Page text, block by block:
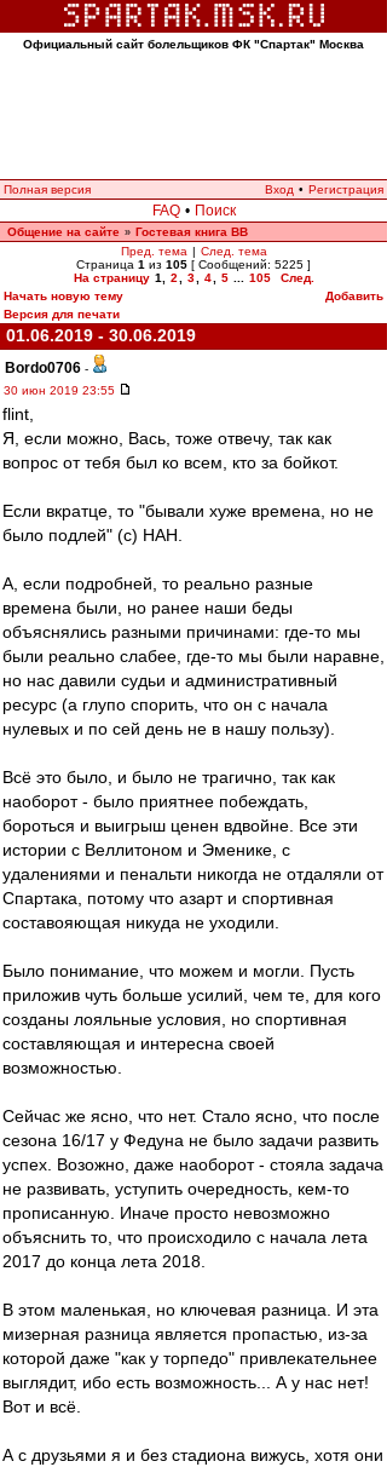
Официальный сайт болельщиков ФК "Спартак" Москва
Полная версия Вход • Регистрация
FAQ • Поиск
Общение на сайте » Гостевая книга ВВ
Пред. тема | След. тема
Страница 1 из 105 [ Сообщений: 5225 ]
На страницу 1 2 3 4 5 105
След.
Начать новую тему
Добавить
Версия для печати
01.06.2019 - 30.06.2019
Bordo0706 -
30 июн 2019 23:55
flint,
Я, если можно, Вась, тоже отвечу, так как
вопрос от тебя был ко всем, кто за бойкот.
Если вкратце, то "бывали хуже времена, но не
было подлей" (с) НАН.
А, если подробней, то реально разные
времена были, но ранее наши беды
объяснялись разными причинами: где-то мы
были реально слабее, где-то мы были наравне,
но нас давили судьи и административный
ресурс (а глупо спорить, что он с начала
нулевых и по сей день не в нашу пользу).
Всё это было, и было не трагично, так как
наоборот - было приятнее побеждать,
бороться и выигрыш ценен вдвойне. Все эти
истории с Веллитоном и Эменике, с
удалениями и пенальти никогда не отдаляли от
Спартака, потому что азарт и спортивная
составояющая никуда не уходили.
Было понимание, что можем и могли. Пусть
приложив чуть больше усилий, чем те, для кого
созданы лояльные условия, но спортивная
составляющая и интересна своей
возможностью.
Сейчас же ясно, что нет. Стало ясно, что после
сезона 16/17 у Федуна не было задачи развить
успех. Возожно, даже наоборот - стояла задача
не развивать, уступить очередность, кем-то
прописанную. Иначе просто невозможно
объяснить то, что происходило с начала лета
2017 до конца лета 2018.
В этом маленькая, но ключевая разница. И эта
мизерная разница является пропастью, из-за
которой даже "как у торпедо" привлекательнее
выглядит, ибо есть возможность... А у нас нет!
Вот и всё.
А с друзьями я и без стадиона вижусь, хотя они